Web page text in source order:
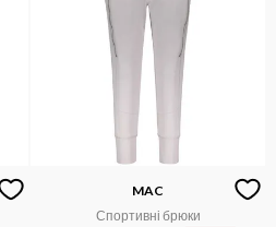
MAC
Спортивні брюки